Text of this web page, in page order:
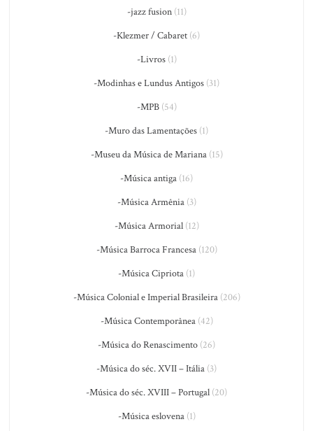
-jazz fusion(11)
-Klezmer / Cabaret (6)
-Livros(1)
-Modinhas e Lundus Antigos (31)
-MPB(54)
-Muro das Lamentações (1)
-Museu da Música de Mariana(15)
-Música antiga (16)
-Música Armênia(3)
-Música Armorial(12)
-Música Barroca Francesa(120)
-Música Cipriota (1)
-Música Colonial e Imperial Brasileira(206)
-Música Contemporânea(42)
-Música do Renascimento (26)
-Música do séc. XVII – Itália (3)
-Música do séc. XVIII – Portugal (20)
-Música eslovena(1)